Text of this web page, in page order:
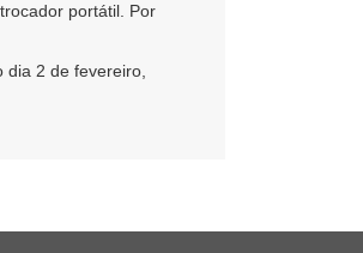
portátil. Por
2 de fevereiro,